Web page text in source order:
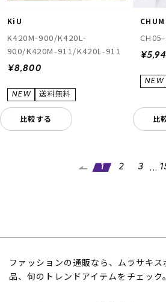
KiU
K420M-900/K420L-
900/K420M-911/K420L-911
¥8,800
比較する 比
1 2 3 ...
ファッションの通販なら、ムラサキ
品、旬のトレンドアイテムをチェック。